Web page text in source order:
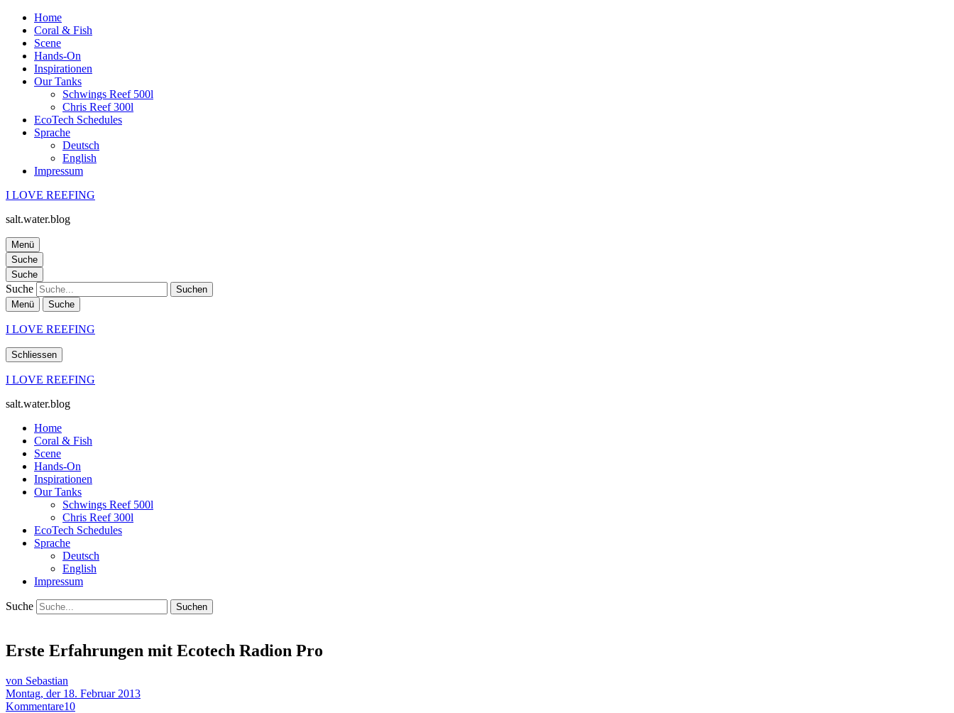
Home
Coral & Fish
Scene
Hands-On
Inspirationen
Our Tanks
Schwings Reef 500l
Chris Reef 300l
EcoTech Schedules
Sprache
Deutsch
English
Impressum
I LOVE REEFING
salt.water.blog
Menü
Suche
Suche
Suche
Menü Suche
I LOVE REEFING
Schliessen
I LOVE REEFING
salt.water.blog
Home
Coral & Fish
Scene
Hands-On
Inspirationen
Our Tanks
Schwings Reef 500l
Chris Reef 300l
EcoTech Schedules
Sprache
Deutsch
English
Impressum
Suche
Erste Erfahrungen mit Ecotech Radion Pro
von Sebastian
Montag, der 18. Februar 2013
Kommentare10